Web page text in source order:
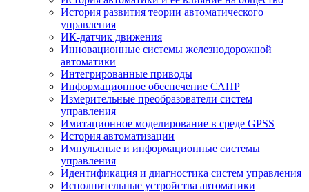
История развития теории автоматического
управления
ИК-датчик движения
Инновационные системы железнодорожной
автоматики
Интегрированные приводы
Информационное обеспечение САПР
Измерительные преобразователи систем
управления
Имитационное моделирование в среде GPSS
История автоматизации
Импульсные и информационные системы
управления
Идентификация и диагностика систем управления
Исполнительные устройства автоматики